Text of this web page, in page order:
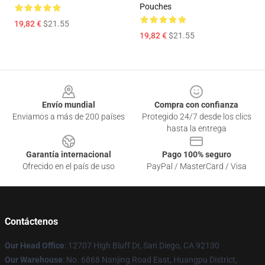
19,82 €$21.55
Pouches
19,82 €$21.55
Envío mundial
Enviamos a más de 200 países
Compra con confianza
Protegido 24/7 desde los clics
hasta la entrega
Garantía internacional
Ofrecido en el país de uso
Pago 100% seguro
PayPal / MasterCard / Visa
Contáctenos
Our Head Office: 12707 High Bluff Dr, San Diego, CA 92130
Our Warehouse: No. 6868 Nanjing Road East, Huangpu District,